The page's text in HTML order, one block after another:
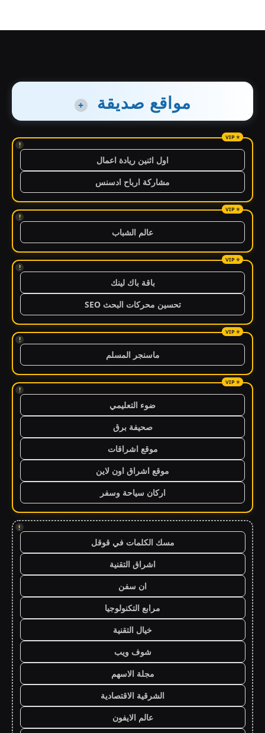
مواقع صديقة +
!
اول اثنين ريادة اعمال
مشاركة ارباح ادسنس
!
عالم الشباب
!
باقة باك لينك
تحسين محركات البحث SEO
!
ماسنجر المسلم
!
ضوء التعليمي
صحيفة برق
موقع اشراقات
موقع اشراق اون لاين
اركان سياحة وسفر
!
مسك الكلمات في قوقل
اشراق التقنية
ان سفن
مرابع التكنولوجيا
خيال التقنية
شوف ويب
مجلة الاسهم
الشرقية الاقتصادية
عالم الايفون